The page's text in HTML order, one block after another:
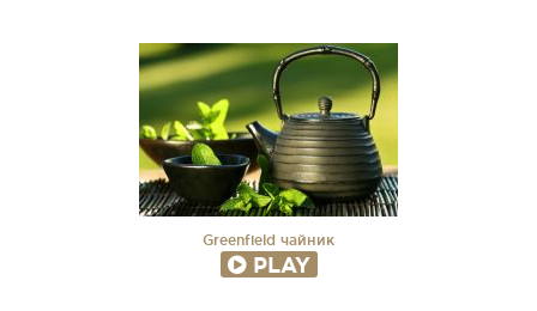
Greenfield чайник
PLAY